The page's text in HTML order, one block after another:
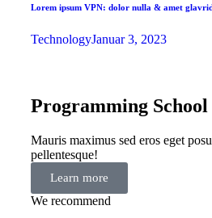
Lorem ipsum VPN: dolor nulla & amet
TechnologyJanuar 3, 2023
Programming School
Mauris maximus sed eros eget
pellentesque!
Learn more
We recommend